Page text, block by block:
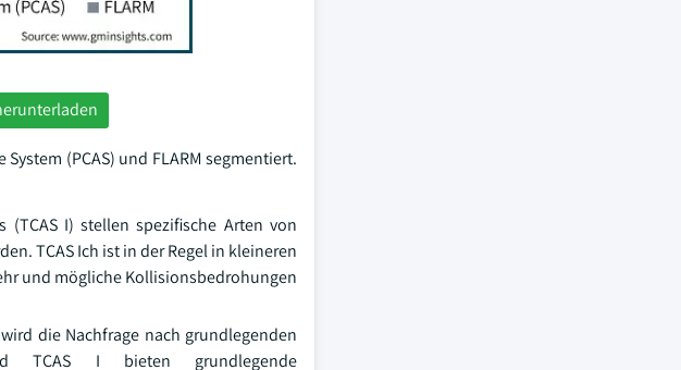
(PCAS) und FLARM segmentiert.
(TCAS I) stellen spezifische Arten von
TCAS Ich ist in der Regel in kleineren
und mögliche Kollisionsbedrohungen
die Nachfrage nach grundlegenden
TCAS I bieten grundlegende